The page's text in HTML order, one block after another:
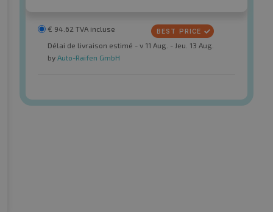
€ 94.62 TVA incluse
Délai de livraison estimé - v 11 Aug. - Jeu. 13 Aug.
by Auto-Raifen GmbH